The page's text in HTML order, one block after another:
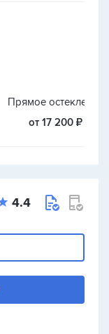
Прямое остекление
от 17 200 ₽
4.4